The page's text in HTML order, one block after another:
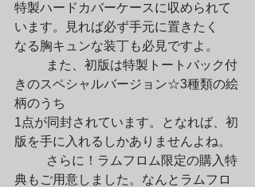
特製ハードカバーケースに収められて
います。見れば必ず手元に置きたく
なる胸キュンな装丁も必見ですよ。
きのスペシャルバージョン☆3種類の絵
柄のうち
1点が同封されています。となれば、初
版を手に入れるしかありませんよね。
典もご用意しました。なんとラムフロ